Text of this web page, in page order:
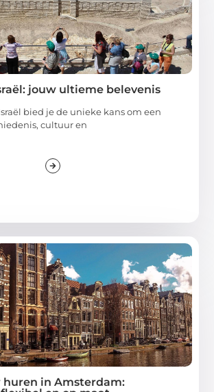
jouw ultieme belevenis
bied je de unieke kans om een
cultuur en
huren in Amsterdam: